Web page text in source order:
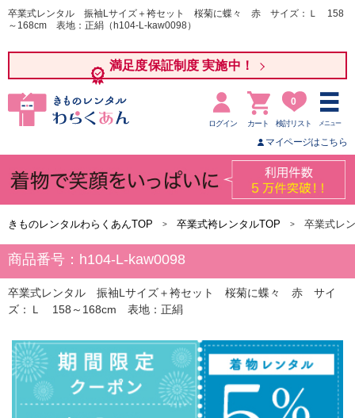
卒業式レンタル 振袖Lサイズ＋袴セット 桜菊に蝶々 赤 サイズ：Ｌ 158
～168cm 表地：正絹（h104-L-kaw0098）
満足度保証制度 実施中！
ログイン カート
0
検討リスト メニュー
マイページはこちら
きものレンタルわらくあんTOP 卒業式袴レンタルTOP 卒業式レ
商品番号：h104-L-kaw0098
卒業式レンタル 振袖Lサイズ＋袴セット 桜菊に蝶々 赤 サイ
ズ：Ｌ 158～168cm 表地：正絹